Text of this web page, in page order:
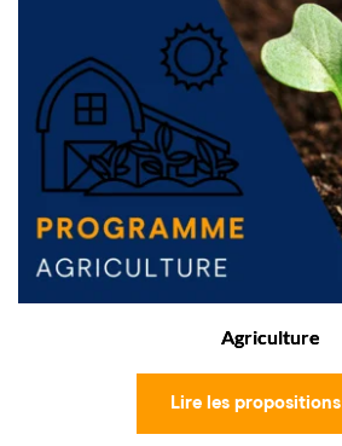
Agriculture
Lire les propositions